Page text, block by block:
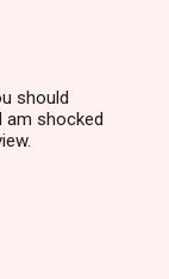
should
am shocked